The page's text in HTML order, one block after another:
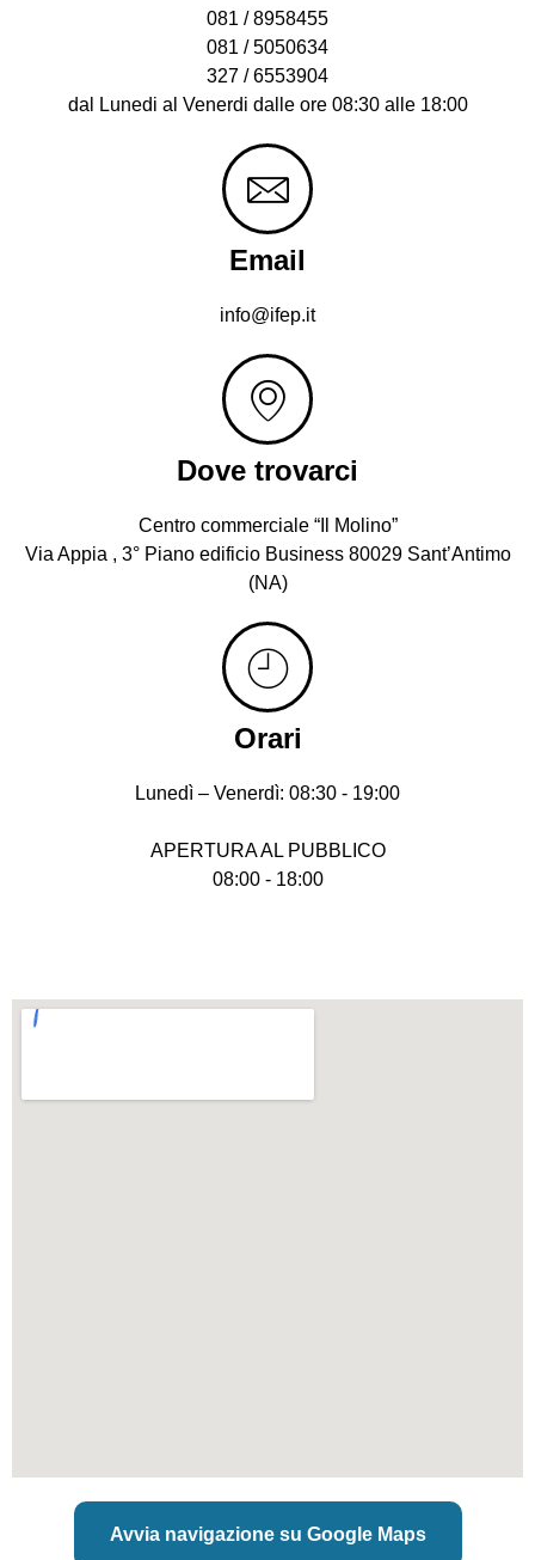
081 / 8958455
081 / 5050634
327 / 6553904
dal Lunedi al Venerdi dalle ore 08:30 alle 18:00
Email
info@ifep.it
Dove trovarci
Centro commerciale “Il Molino”
Via Appia , 3° Piano edificio Business 80029 Sant’Antimo
(NA)
Orari
Lunedì – Venerdì: 08:30 - 19:00
APERTURA AL PUBBLICO
08:00 - 18:00
Avvia navigazione su Google Maps